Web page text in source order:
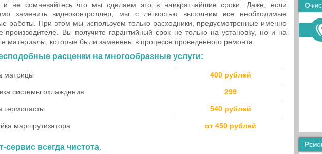
и не сомневайтесь что мы сделаем это в наикратчайшие сроки. Даже, если
заменить видеоконтроллер, мы с лёгкостью выполним все необходимые
работы. При этом мы используем только расходники, предусмотренные именно
производителе. Вы получите гарантийный срок не только на установку, но и на
материалы, которые были заменены в процессе проведённого ремонта.
расценки на многообразные услуги:
матрицы 400 рублей
системы охлаждения 299
термопасты 540 рублей
маршрутизатора от 450 рублей
сервис всегда чистота.